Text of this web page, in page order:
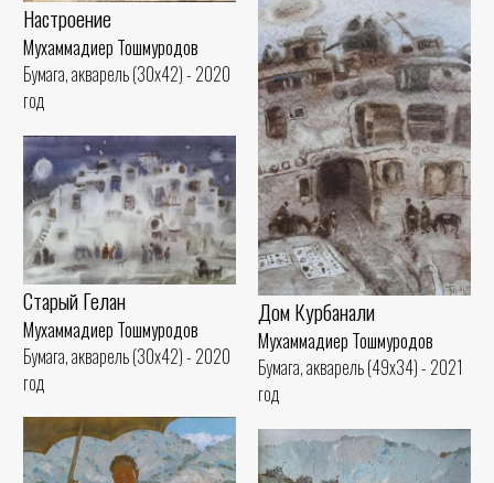
Настроение
Мухаммадиер Тошмуродов
Бумага, акварель (30x42) - 2020
год
Дом Курбанали
Мухаммадиер Тошмуродов
Бумага, акварель (49x34) - 2021
год
Старый Гелан
Мухаммадиер Тошмуродов
Бумага, акварель (30x42) - 2020
год